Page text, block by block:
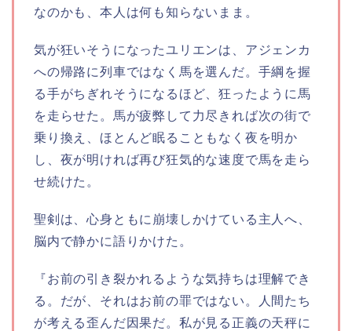
なのかも、本人は何も知らないまま。
気が狂いそうになったユリエンは、アジェンカ
への帰路に列車ではなく馬を選んだ。手綱を握
る手がちぎれそうになるほど、狂ったように馬
を走らせた。馬が疲弊して力尽きれば次の街で
乗り換え、ほとんど眠ることもなく夜を明か
し、夜が明ければ再び狂気的な速度で馬を走ら
せ続けた。
聖剣は、心身ともに崩壊しかけている主人へ、
脳内で静かに語りかけた。
『お前の引き裂かれるような気持ちは理解でき
る。だが、それはお前の罪ではない。人間たち
が考える歪んだ因果だ。私が見る正義の天秤に